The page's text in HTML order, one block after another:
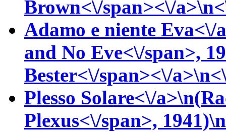
Brown<\/span><\/
Adamo e niente Eva<\/
and No Eve<\/span>,
Bester<\/span><\/
Plesso Solare<\/a>\n(
Plexus<\/span>,